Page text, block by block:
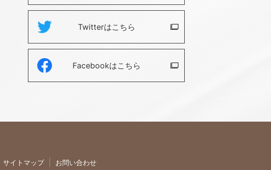
Twitterはこちら
Facebookはこちら
サイトマップ お問い合わせ